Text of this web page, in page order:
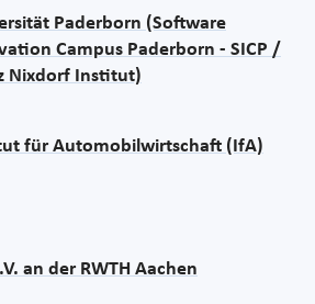
Paderborn (Software
Campus Paderborn - SICP /
Nixdorf Institut)
für Automobilwirtschaft (IfA)
an der RWTH Aachen